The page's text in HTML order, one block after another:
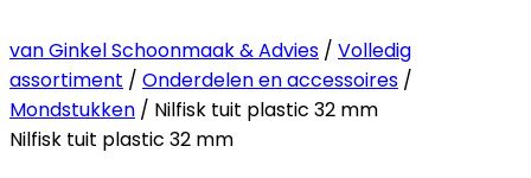
van Ginkel Schoonmaak & Advies / Volledig
assortiment / Onderdelen en accessoires /
Mondstukken / Nilfisk tuit plastic 32 mm
Nilfisk tuit plastic 32 mm